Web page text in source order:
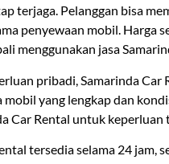
terjaga. Pelanggan bisa
penyewaan mobil. Harga
menggunakan jasa
pribadi, Samarinda
yang lengkap dan
Car Rental untuk keperluan
tersedia selama 24 jam,